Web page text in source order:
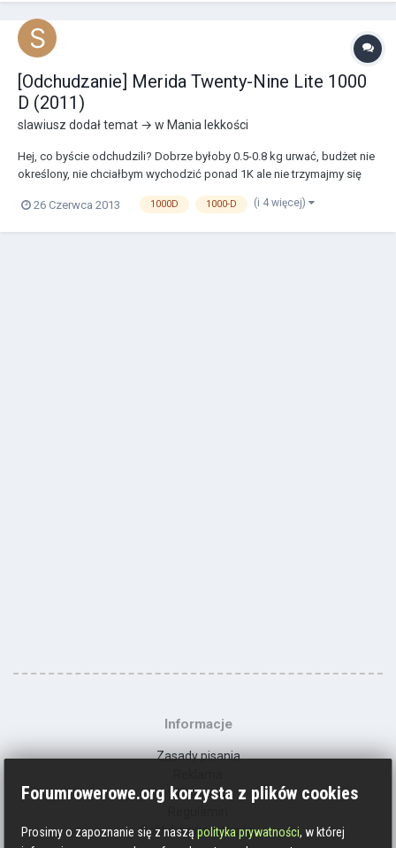
[Odchudzanie] Merida Twenty-Nine Lite 1000
D (2011)
slawiusz dodał temat → w Mania lekkości
Hej, co byście odchudzili? Dobrze byłoby 0.5-0.8 kg urwać, budżet nie
określony, nie chciałbym wychodzić ponad 1K ale nie trzymajmy się
względu na niższą wagę jest mniej uzasadniona niż wymiana na
26 Czerwca 2013 1000D 1000-D (i 4 więcej)
Informacje
Zasady pisania
Kontakt
Polityka prywatności
Forumrowerowe.org korzysta z plików cookies
Prosimy o zapoznanie się z nasząpolityka prywatności, w której